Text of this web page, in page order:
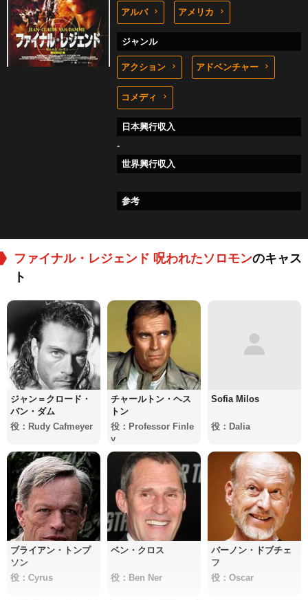
アルバ アメリカ
ジャンル
アクション アドベンチャー
コメディ
日本興行収入
-
世界興行収入
参考
ファイナル・レジェンド 呪われたソロモンのキャス
ト
ジャン＝クロード・
バン・ダム
役：Rudy Cafmeyer
チャールトン・ヘス
トン
役：Professor Finle
y
Sofia Milos
役：Dalia
ブライアン・トンプ
ソン
役：Cyrus
ベン・クロス
役：Ben Ner
バーノン・ドブチェ
フ
役：Oscar